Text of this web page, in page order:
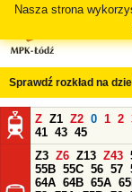
Nasza strona
Sprawdź rozkład na
Z Z1 Z2 0 1 2
41 43 45
Z3 Z6 Z13 Z43
55B 55C 56 57
64A 64B 65A